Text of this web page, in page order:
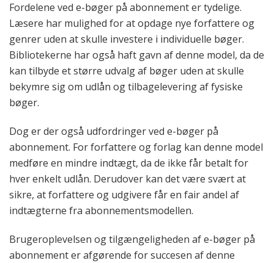
Fordelene ved e-bøger på abonnement er tydelige.
Læsere har mulighed for at opdage nye forfattere og
genrer uden at skulle investere i individuelle bøger.
Bibliotekerne har også haft gavn af denne model, da de
kan tilbyde et større udvalg af bøger uden at skulle
bekymre sig om udlån og tilbagelevering af fysiske
bøger.
Dog er der også udfordringer ved e-bøger på
abonnement. For forfattere og forlag kan denne model
medføre en mindre indtægt, da de ikke får betalt for
hver enkelt udlån. Derudover kan det være svært at
sikre, at forfattere og udgivere får en fair andel af
indtægterne fra abonnementsmodellen.
Brugeroplevelsen og tilgængeligheden af e-bøger på
abonnement er afgørende for succesen af denne